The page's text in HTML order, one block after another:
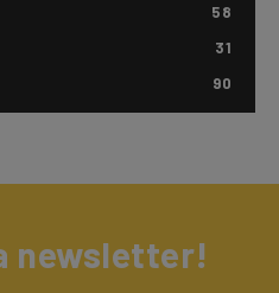
58
31
90
newsletter!